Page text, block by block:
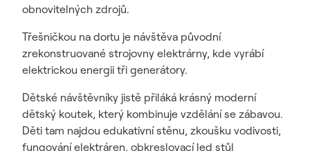
obnovitelných zdrojů.
Třešničkou na dortu je návštěva původní
zrekonstruované strojovny elektrárny, kde vyrábí
elektrickou energii tři generátory.
Dětské návštěvníky jistě přiláká krásný moderní
dětský koutek, který kombinuje vzdělání se zábavou.
Děti tam najdou edukativní stěnu, zkoušku vodivosti,
fungování elektráren, obkreslovací led stůl